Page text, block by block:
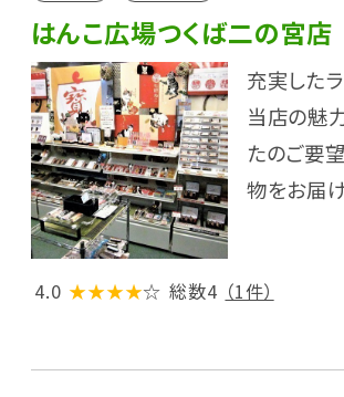
はんこ広場つくば二の宮店
充実した
当店の魅
たのご要
物をお届
4.0 ★★★★☆ 総数4 （1件）